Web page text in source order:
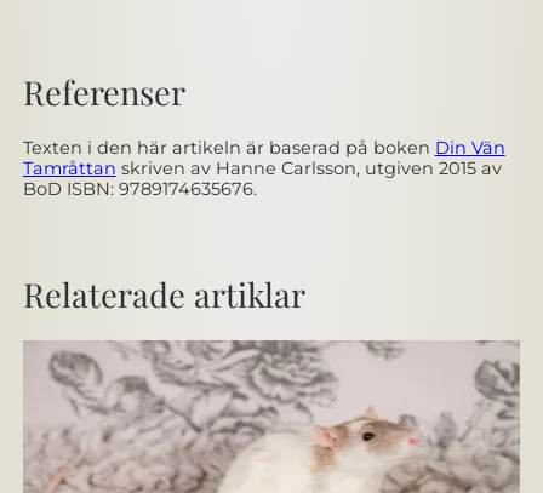
Referenser
Texten i den här artikeln är baserad på boken Din Vän
Tamråttan skriven av Hanne Carlsson, utgiven 2015 av
BoD ISBN: 9789174635676.
Relaterade artiklar